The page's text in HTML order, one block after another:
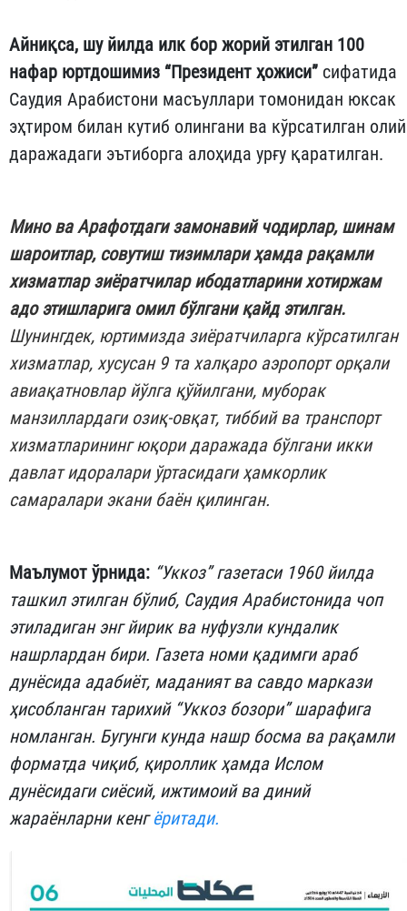
Айниқса, шу йилда илк бор жорий этилган 100
нафар юртдошимиз “Президент ҳожиси” сифатида
Саудия Арабистони масъуллари томонидан юксак
эҳтиром билан кутиб олингани ва кўрсатилган олий
даражадаги эътиборга алоҳида урғу қаратилган.
Мино ва Арафотдаги замонавий чодирлар, шинам
шароитлар, совутиш тизимлари ҳамда рақамли
хизматлар зиёратчилар ибодатларини хотиржам
адо этишларига омил бўлгани қайд этилган.
Шунингдек, юртимизда зиёратчиларга кўрсатилган
хизматлар, хусусан 9 та халқаро аэропорт орқали
авиақатновлар йўлга қўйилгани, муборак
манзиллардаги озиқ-овқат, тиббий ва транспорт
хизматларининг юқори даражада бўлгани икки
давлат идоралари ўртасидаги ҳамкорлик
самаралари экани баён қилинган.
Маълумот ўрнида: “Уккоз” газетаси 1960 йилда
ташкил этилган бўлиб, Саудия Арабистонида чоп
этиладиган энг йирик ва нуфузли кундалик
нашрлардан бири. Газета номи қадимги араб
дунёсида адабиёт, маданият ва савдо маркази
ҳисобланган тарихий “Уккоз бозори” шарафига
номланган. Бугунги кунда нашр босма ва рақамли
форматда чиқиб, қироллик ҳамда Ислом
дунёсидаги сиёсий, ижтимоий ва диний
жараёнларни кенгёритади.